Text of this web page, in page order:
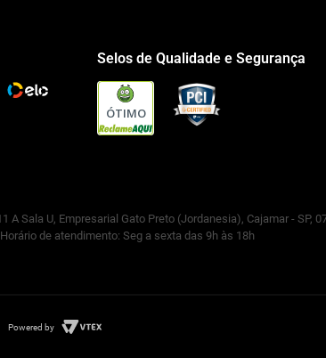
Selos de Qualidade e Segurança
ÓTIMO
A Sala U, Empresarial Gato Preto (Jordanesia), Cajamar - SP,
de atendimento: Seg a sexta das 9h às 18h
Powered by